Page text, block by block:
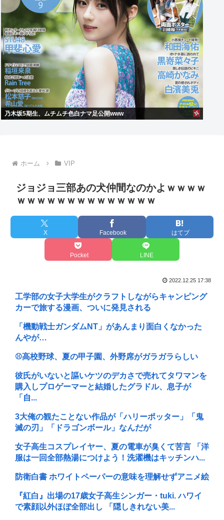
乃木坂5期生、ムチムチ色白ナマ足公開www
ホーム VIP
ジョジョ三部あの犬仲間なのかよｗｗｗｗ
ｗｗｗｗｗｗｗｗｗｗｗｗｗｗ
X Facebook はてブ
Pocket LINE
2022.12.25 17:38
工学部の女子大学生がクラフトしながらキャンピング
カーで旅する漫画、ついに発見される
「機動戦士ガンダムNT」があんまり面白くなかった
んやが…
⚾高校野球、夏の甲子園、外野席がガラガラらしい
彼氏がいないと謳いケツのデカさで売れてタワマンを
購入しプロゲーマーと結婚したグラドル、息子が
「自...
3大俺の観たことない作品が「ハリーポッター」「鬼
滅の刃」「ドラゴンボール」なんだが
女子高生コスプレイヤー、夏の電車が臭くて苦言 「洋
服は一回全部熱湯につけよう！洗濯機はキッチンハ...
防衛白書 ホワイトペーパーの意味を理解せずアニメ絵
『紅白』出場の17歳女子高生シンガー・tuki. ハワイ
で素顔以外ほぼ全部出し 「隠しきれない美...